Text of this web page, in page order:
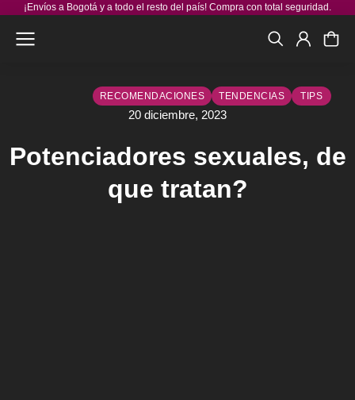
¡Envíos a Bogotá y a todo el resto del país! Compra con total seguridad.
RECOMENDACIONES TENDENCIAS TIPS
20 diciembre, 2023
Potenciadores sexuales, de
que tratan?